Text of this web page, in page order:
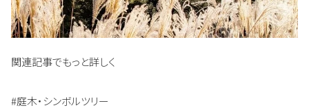
関連記事でもっと詳しく
#庭木・シンボルツリー